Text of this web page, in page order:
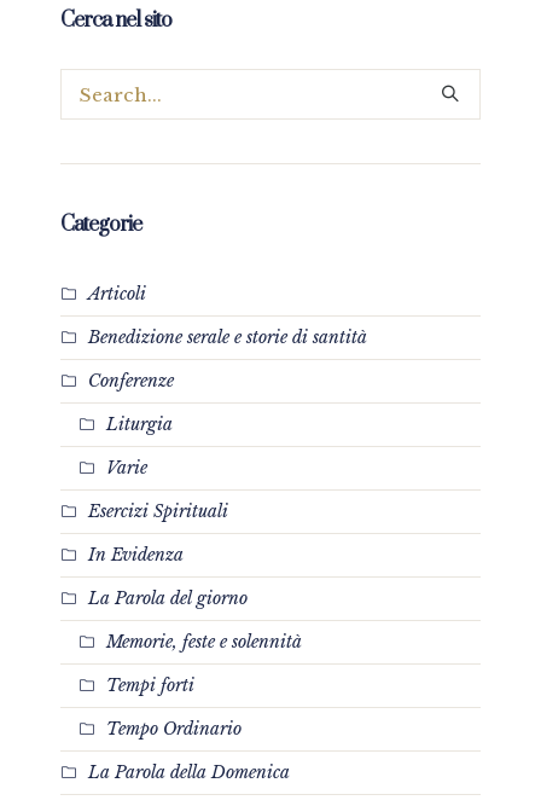
Cerca nel sito
Categorie
Articoli
Benedizione serale e storie di santità
Conferenze
Liturgia
Varie
Esercizi Spirituali
In Evidenza
La Parola del giorno
Memorie, feste e solennità
Tempi forti
Tempo Ordinario
La Parola della Domenica